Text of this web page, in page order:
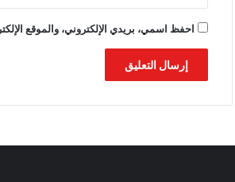
احفظ اسمي، بريدي الإلكتروني، والموقع